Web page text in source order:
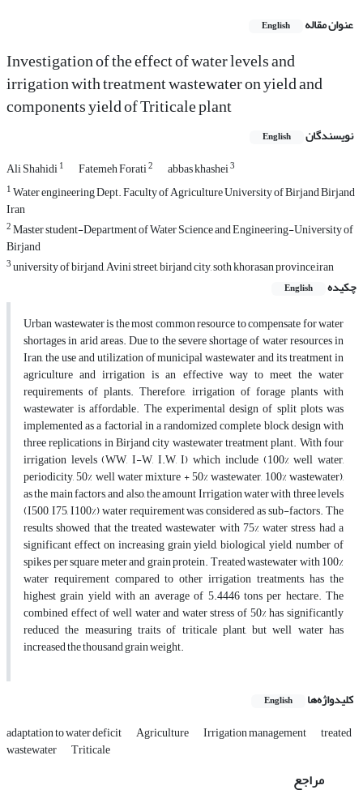
عنوان مقاله English
Investigation of the effect of water levels and
irrigation with treatment wastewater on yield and
components yield of Triticale plant
نویسندگان English
Ali Shahidi1 Fatemeh Forati2 abbas khashei3
1Water engineering Dept. Faculty of Agriculture University of Birjand Birjand
Iran
2Master student-Department of Water Science and Engineering-University of
Birjand
3university of birjand, Avini street, birjand city, soth khorasan province,iran
چکیده
English
Urban wastewater is the most common resource to compensate for water
shortages in arid areas. Due to the severe shortage of water resources in
Iran, the use and utilization of municipal wastewater and its treatment in
agriculture and irrigation is an effective way to meet the water
requirements of plants. Therefore, irrigation of forage plants with
wastewater is affordable. The experimental design of split plots was
implemented as a factorial in a randomized complete block design with
three replications in Birjand city wastewater treatment plant. With four
irrigation levels (WW, I-W, I.W, I) which include (100% well water,
periodicity, 50% well water mixture + 50% wastewater, 100% wastewater),
as the main factors, and also, the amount Irrigation water with three levels
(I500, I75, I100%) water requirement was considered as sub-factors. The
results showed that the treated wastewater with 75% water stress had a
significant effect on increasing grain yield, biological yield, number of
spikes per square meter and grain protein. Treated wastewater with 100%
water requirement compared to other irrigation treatments, has the
highest grain yield with an average of 5.4446 tons per hectare. The
combined effect of well water and water stress of 50% has significantly
reduced the measuring traits of triticale plant, but well water has
increased the thousand grain weight.
کلیدواژه‌ها English
adaptation to water deficit Agriculture Irrigation management treated
wastewater Triticale
مراجع